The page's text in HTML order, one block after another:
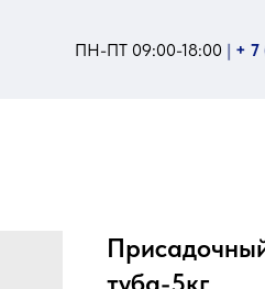
ПН-ПТ 09:00-18:00 | + 7